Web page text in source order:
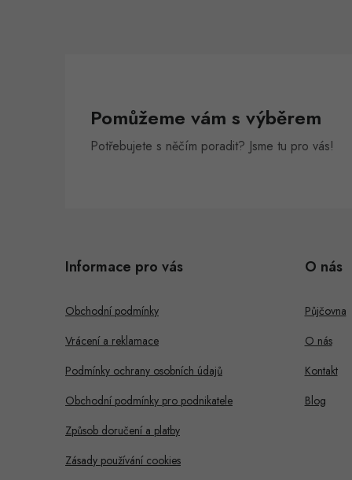
u
Pomůžeme vám s výběrem
Potřebujete s něčím poradit? Jsme tu pro vás!
Informace pro vás
Obchodní podmínky
Vrácení a reklamace
Podmínky ochrany osobních údajů
Obchodní podmínky pro podnikatele
Způsob doručení a platby
Zásady používání cookies
O nás
Půjčovna
O nás
Kontakt
Blog